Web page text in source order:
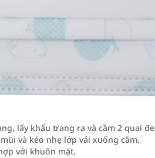
lấy khẩu trang ra và cầm 2 quai
và kéo nhẹ lớp vải xuống cằm.
với khuôn mặt.